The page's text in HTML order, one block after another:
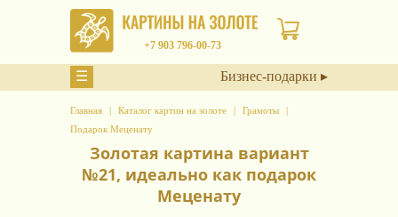
+7 903 796-00-73
☰ Бизнес-подарки ▸
Главная Каталог картин на золоте
Грамоты
Подарок Меценату
Золотая картина вариант
№21, идеально как подарок
Меценату